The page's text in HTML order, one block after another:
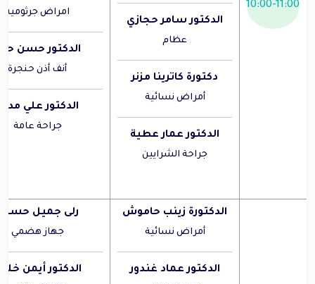
10:00-11:00
الدكتور سامر حجازي
عظام
دكتورة كاترينا مزنر
أمراض نسائية
الدكتور عمار عطية
جراحة الشرايين
امراض جرثومية
الدكتور حسن
أنف أذن حنجرة
الدكتور علي
جراحة عامة
الدكتورة زينب حاموش
أمراض نسائية
الدكتور عماد غندور
رلى جميل
جهاز هضمي
الدكتور أيمن